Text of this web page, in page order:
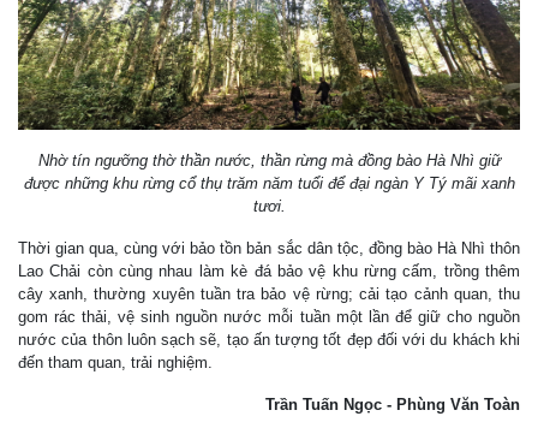
Nhờ tín ngưỡng thờ thần nước, thần rừng mà đồng bào Hà Nhì giữ
được những khu rừng cổ thụ trăm năm tuổi để đại ngàn Y Tý mãi xanh
tươi.
Thời gian qua, cùng với bảo tồn bản sắc dân tộc, đồng bào Hà Nhì thôn
Lao Chải còn cùng nhau làm kè đá bảo vệ khu rừng cấm, trồng thêm
cây xanh, thường xuyên tuần tra bảo vệ rừng; cải tạo cảnh quan, thu
gom rác thải, vệ sinh nguồn nước mỗi tuần một lần để giữ cho nguồn
nước của thôn luôn sạch sẽ, tạo ấn tượng tốt đẹp đối với du khách khi
đến tham quan, trải nghiệm.
Trần Tuấn Ngọc - Phùng Văn Toàn